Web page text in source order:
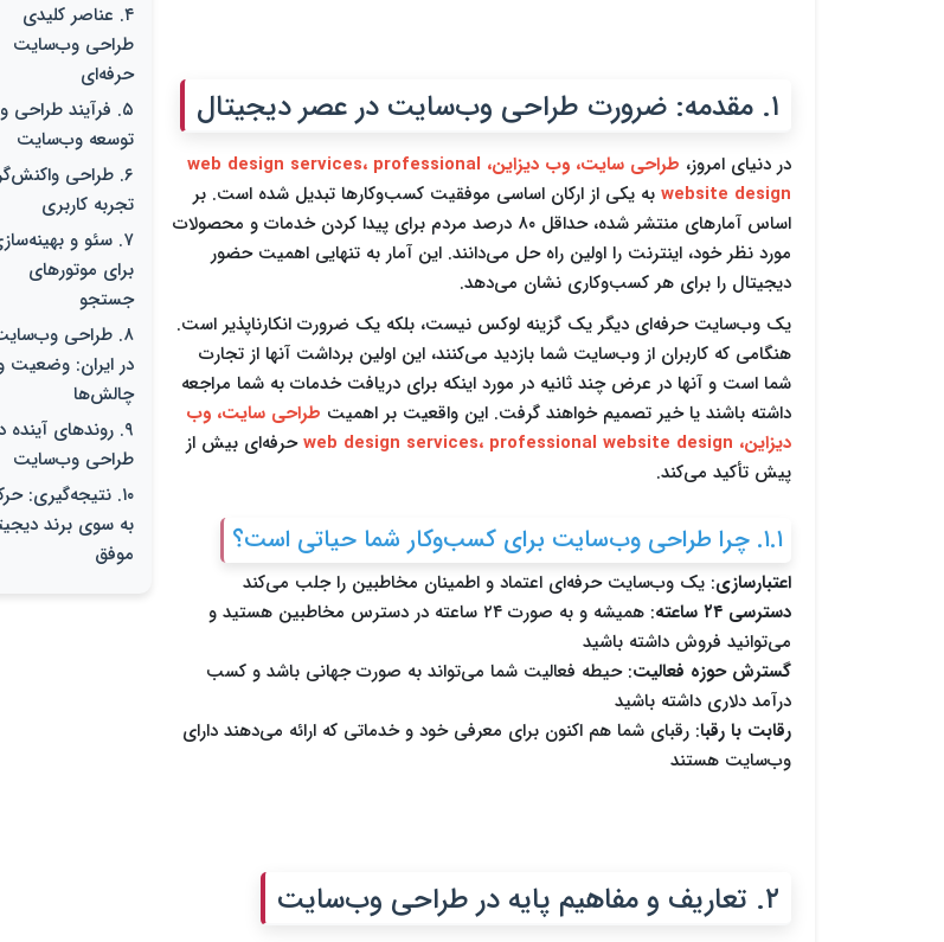
۴. عناصر کلیدی
طراحی وب‌سایت
حرفه‌ای
۵. فرآیند طراحی و
توسعه وب‌سایت
۶. طراحی
تجربه کاربری
۷. سئو و
برای موتورهای
جستجو
۸. طراحی
در ایران: وضعیت
چالش‌ها
۹. روندهای آینده
طراحی وب‌سایت
۱۰. نتیجه‌گیری:
به سوی برند
موفق
۱. مقدمه: ضرورت طراحی وب‌سایت در عصر دیجیتال
در دنیای امروز،
طراحی سایت، وب دیزاین، web design services، professional
website design به یکی از ارکان اساسی موفقیت کسب‌وکارها تبدیل شده است. بر
اساس آمارهای منتشر شده، حداقل ۸۰ درصد مردم برای پیدا کردن خدمات و محصولات
مورد نظر خود، اینترنت را اولین راه حل می‌دانند. این آمار به تنهایی اهمیت حضور
دیجیتال را برای هر کسب‌وکاری نشان می‌دهد.
یک وب‌سایت حرفه‌ای دیگر یک گزینه لوکس نیست، بلکه یک ضرورت انکارناپذیر است.
هنگامی که کاربران از وب‌سایت شما بازدید می‌کنند، این اولین برداشت آنها از تجارت
شما است و آنها در عرض چند ثانیه در مورد اینکه برای دریافت خدمات به شما مراجعه
داشته باشند یا خیر تصمیم خواهند گرفت. این واقعیت بر اهمیت طراحی سایت، وب
دیزاین، web design services، professional website design
حرفه‌ای بیش از
پیش تأکید می‌کند.
۱.۱. چرا طراحی وب‌سایت برای کسب‌وکار شما حیاتی است؟
اعتبارسازی: یک وب‌سایت حرفه‌ای اعتماد و اطمینان مخاطبین را جلب می‌کند
دسترسی ۲۴ ساعته
: همیشه و به صورت ۲۴ ساعته در دسترس مخاطبین هستید و
می‌توانید فروش داشته باشید
گسترش حوزه فعالیت: حیطه فعالیت شما می‌تواند به صورت جهانی باشد و کسب
درآمد دلاری داشته باشید
رقابت با رقبا: رقبای شما هم اکنون برای معرفی خود و خدماتی که ارائه می‌دهند دارای
وب‌سایت هستند
۲. تعاریف و مفاهیم پایه در طراحی وب‌سایت